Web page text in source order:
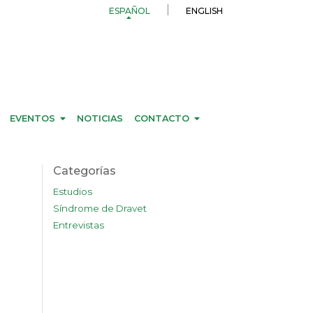
ESPAÑOL ENGLISH
EVENTOS NOTICIAS CONTACTO
Categorías
Estudios
Síndrome de Dravet
Entrevistas